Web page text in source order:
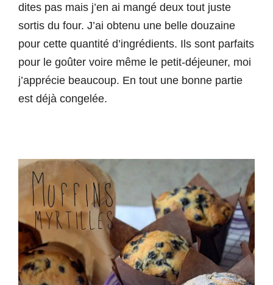
dites pas mais j’en ai mangé deux tout juste
sortis du four. J’ai obtenu une belle douzaine
pour cette quantité d’ingrédients. Ils sont parfaits
pour le goûter voire même le petit-déjeuner, moi
j’apprécie beaucoup. En tout une bonne partie
est déjà congelée.